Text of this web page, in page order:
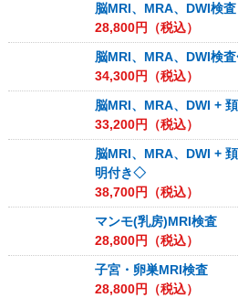
脳MRI、MRA、DWI検査
28,800円（税込）
脳MRI、MRA、DWI検
34,300円（税込）
脳MRI、MRA、DWI +
33,200円（税込）
脳MRI、MRA、DWI +
明付き◇
38,700円（税込）
マンモ(乳房)MRI検査
28,800円（税込）
子宮・卵巣MRI検査
28,800円（税込）